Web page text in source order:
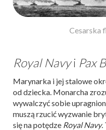
Cesarska
Royal Navyi Pax
Marynarka i jej stalowe
od dziecka. Monarcha
wywalczyć sobie
muszą rzucić wyzwanie
się na potędze Royal Navy.